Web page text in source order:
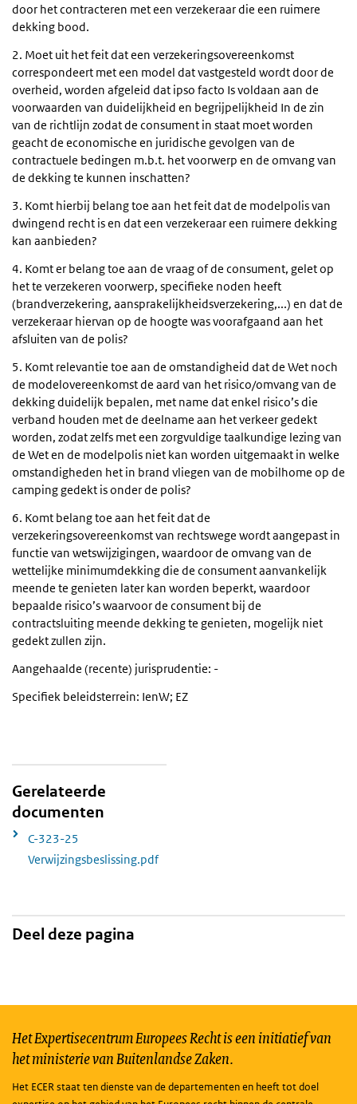
door het contracteren met een verzekeraar die een ruimere
dekking bood.
2. Moet uit het feit dat een verzekeringsovereenkomst
correspondeert met een model dat vastgesteld wordt door de
overheid, worden afgeleid dat ipso facto Is voldaan aan de
voorwaarden van duidelijkheid en begrijpelijkheid In de zin
van de richtlijn zodat de consument in staat moet worden
geacht de economische en juridische gevolgen van de
contractuele bedingen m.b.t. het voorwerp en de omvang van
de dekking te kunnen inschatten?
3. Komt hierbij belang toe aan het feit dat de modelpolis van
dwingend recht is en dat een verzekeraar een ruimere dekking
kan aanbieden?
4. Komt er belang toe aan de vraag of de consument, gelet op
het te verzekeren voorwerp, specifieke noden heeft
(brandverzekering, aansprakelijkheidsverzekering,...) en dat de
verzekeraar hiervan op de hoogte was voorafgaand aan het
afsluiten van de polis?
5. Komt relevantie toe aan de omstandigheid dat de Wet noch
de modelovereenkomst de aard van het risico/omvang van de
dekking duidelijk bepalen, met name dat enkel risico’s die
verband houden met de deelname aan het verkeer gedekt
worden, zodat zelfs met een zorgvuldige taalkundige lezing van
de Wet en de modelpolis niet kan worden uitgemaakt in welke
omstandigheden het in brand vliegen van de mobilhome op de
camping gedekt is onder de polis?
6. Komt belang toe aan het feit dat de
verzekeringsovereenkomst van rechtswege wordt aangepast in
functie van wetswijzigingen, waardoor de omvang van de
wettelijke minimumdekking die de consument aanvankelijk
meende te genieten later kan worden beperkt, waardoor
bepaalde risico’s waarvoor de consument bij de
contractsluiting meende dekking te genieten, mogelijk niet
gedekt zullen zijn.
Aangehaalde (recente) jurisprudentie: -
Specifiek beleidsterrein: IenW; EZ
Gerelateerde
documenten
C-323-25
Verwijzingsbeslissing.pdf
Deel deze pagina
Het Expertisecentrum Europees Recht is een initiatief van
het ministerie van Buitenlandse Zaken.
Het ECER staat ten dienste van de departementen en heeft tot doel